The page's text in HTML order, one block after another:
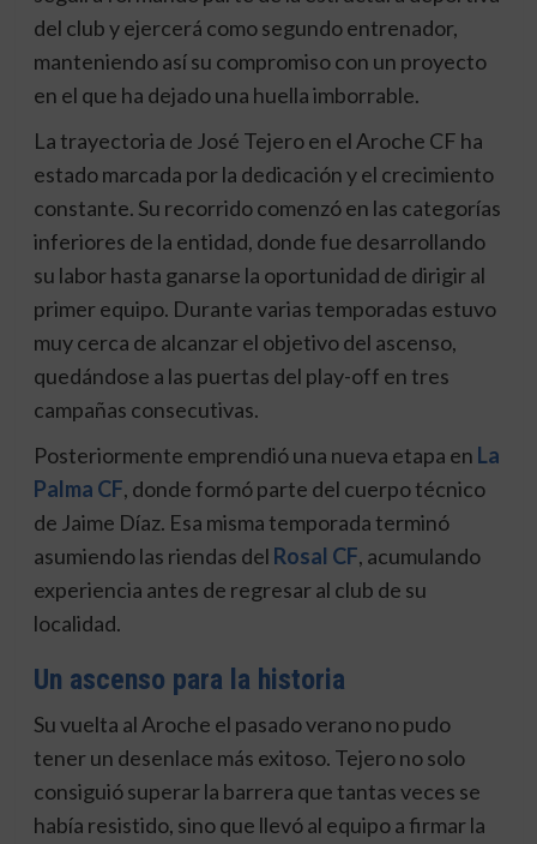
del club y ejercerá como segundo entrenador,
manteniendo así su compromiso con un proyecto
en el que ha dejado una huella imborrable.
La trayectoria de José Tejero en el Aroche CF ha
estado marcada por la dedicación y el crecimiento
constante. Su recorrido comenzó en las categorías
inferiores de la entidad, donde fue desarrollando
su labor hasta ganarse la oportunidad de dirigir al
primer equipo. Durante varias temporadas estuvo
muy cerca de alcanzar el objetivo del ascenso,
quedándose a las puertas del play-off en tres
campañas consecutivas.
Posteriormente emprendió una nueva etapa en La
Palma CF, donde formó parte del cuerpo técnico
de Jaime Díaz. Esa misma temporada terminó
asumiendo las riendas del Rosal CF, acumulando
experiencia antes de regresar al club de su
localidad.
Un ascenso para la historia
Su vuelta al Aroche el pasado verano no pudo
tener un desenlace más exitoso. Tejero no solo
consiguió superar la barrera que tantas veces se
había resistido, sino que llevó al equipo a firmar la